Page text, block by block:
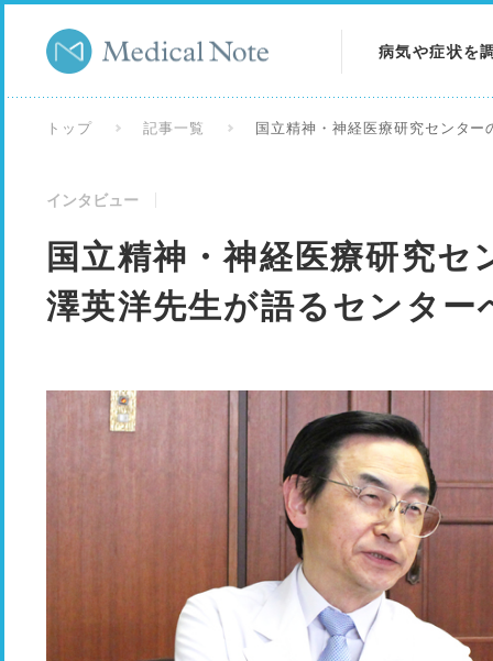
病気や症状を
トップ 記事一覧 国立精神・神経医療研究センタ
インタビュー
国立精神・神経医療研究
澤英洋先生が語るセンター